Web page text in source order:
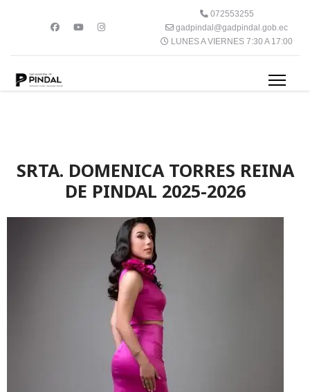
072553255
gadpindal@gadpindal.gob.ec
LUNES A VIERNES 7:30 A 17:00
SRTA. DOMENICA TORRES REINA
DE PINDAL 2025-2026